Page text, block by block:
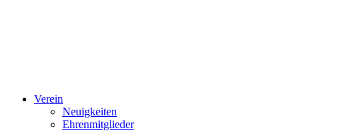
Verein
Neuigkeiten
Ehrenmitglieder